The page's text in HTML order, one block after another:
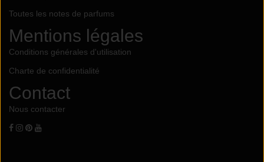
Toutes les notes de parfums
Mentions légales
Conditions générales d'utilisation
Charte de confidentialité
Contact
Nous contacter